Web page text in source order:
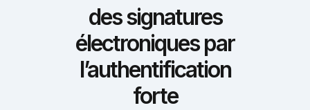
des signatures
électroniques par
l’authentification
forte